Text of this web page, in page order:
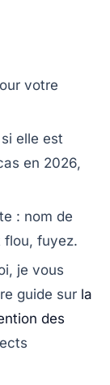
votre
elle est
en 2026,
: nom de
flou, fuyez.
je vous
guide sur la
des